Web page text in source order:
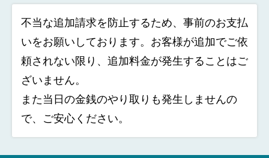
不当な追加請求を防止するため、事前のお支払
いをお願いしております。お客様が追加でご依
頼されない限り、追加料金が発生することはご
ざいません。
また当日の金銭のやり取りも発生しませんの
で、ご安心ください。